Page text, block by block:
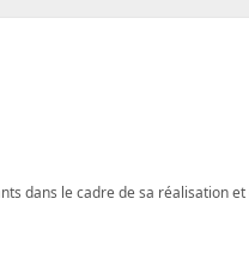
dans le cadre de sa réalisation et